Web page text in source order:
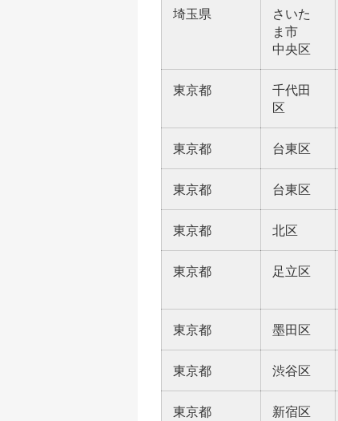
埼玉県
さいた
ま市
中央区
東京都
千代田
区
東京都 台東区
東京都 台東区
東京都 北区
東京都 足立区
東京都 墨田区
東京都 渋谷区
東京都 新宿区